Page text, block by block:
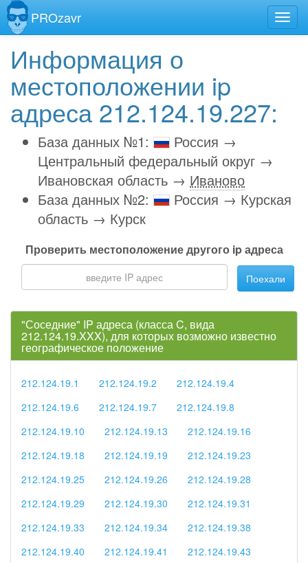
PROzavr
Информация о
местоположении ip
адреса 212.124.19.227:
База данных №1:
Россия →
Центральный федеральный округ →
Ивановская область → Иваново
База данных №2:
Россия → Курская
область → Курск
Проверить местоположение другого ip адреса
Поехали
"Соседние" IP адреса (класса C, вида
212.124.19.XXX), для которых возможно известно
географическое положение
212.124.19.1 212.124.19.2
212.124.19.4
212.124.19.6
212.124.19.7
212.124.19.8
212.124.19.10
212.124.19.13
212.124.19.16
212.124.19.18
212.124.19.19
212.124.19.23
212.124.19.25
212.124.19.26
212.124.19.28
212.124.19.29
212.124.19.30
212.124.19.31
212.124.19.33
212.124.19.34
212.124.19.38
212.124.19.40
212.124.19.41
212.124.19.43